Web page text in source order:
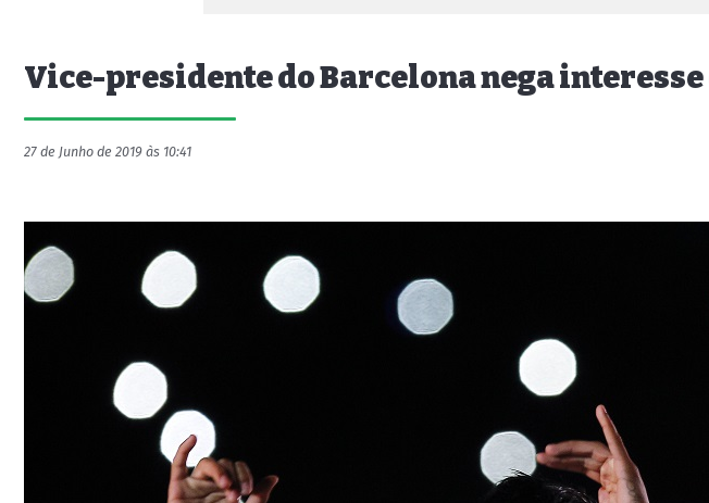
Vice-presidente do Barcelona nega
27 de Junho de 2019 às 10:41